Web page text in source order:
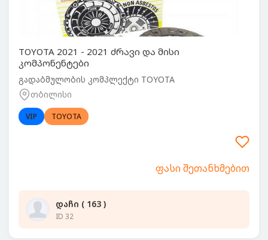
TOYOTA 2021 - 2021 ძრავი და მისი
კომპონენტები
გადაბმულობის კომპლექტი TOYOTA
თბილისი
VIP TOYOTA
ფასი შეთანხმებით
დაჩი ( 163 )
ID 32